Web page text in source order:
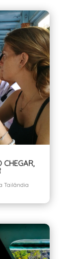
CHEGAR,
Tailândia